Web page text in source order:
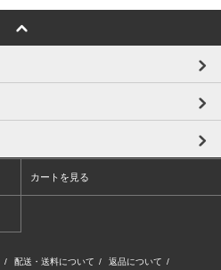
カートを見る
/ 配送・送料について / 返品について /